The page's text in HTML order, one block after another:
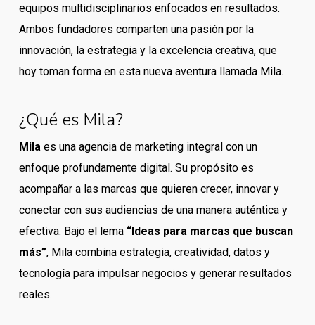
equipos multidisciplinarios enfocados en resultados.
Ambos fundadores comparten una pasión por la
innovación, la estrategia y la excelencia creativa, que
hoy toman forma en esta nueva aventura llamada Mila.
¿Qué es Mila?
Mila es una agencia de marketing integral con un
enfoque profundamente digital. Su propósito es
acompañar a las marcas que quieren crecer, innovar y
conectar con sus audiencias de una manera auténtica y
efectiva. Bajo el lema “Ideas para marcas que buscan
más”, Mila combina estrategia, creatividad, datos y
tecnología para impulsar negocios y generar resultados
reales.